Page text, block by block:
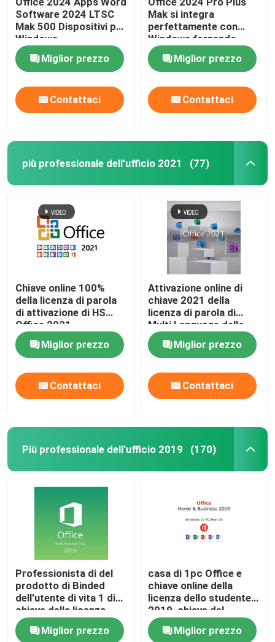
Windows Server 2022
Windows Server 2019
SQL 2022 std
Software 2024 LTSC
Mak 500 Dispositivi per
Windows
Miglior prezzo
Contattaci
Mak si integra
perfettamente con
Windows fornendo
un'esperienza familiare
e di utilizzoMiglior prezzo
Contattaci
più professionale dell'ufficio 2021 (77)
Chiave online 100%
della licenza di parola
di attivazione di HS
Office 2021
Miglior prezzo
Contattaci
Attivazione online di
chiave 2021 della
licenza di parola di
Multi Language dello
studente e della casa
Miglior prezzo
Contattaci
Più professionale dell'ufficio 2019 (170)
Professionista di del
prodotto di Binded
dell'utente di vita 1 di
chiave della licenza
dell'ufficio 2019 del
pacchetto di Digital
Miglior prezzo
casa di 1pc Office e
chiave online della
licenza dello studente
2019, chiave del
prodotto di parola
dell'HB 2019
Miglior prezzo